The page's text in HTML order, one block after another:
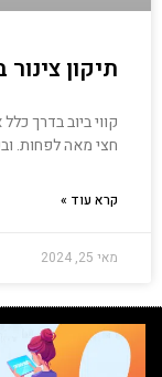
תיקון צינור
קווי ביוב בדרך
חצי מאה לפחות.
קרא עוד »
מאי 25, 2024